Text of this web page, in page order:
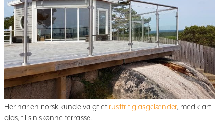
Her har en norsk kunde valgt et rustfrit glasgelænder, med klart
glas, til sin skønne terrasse.